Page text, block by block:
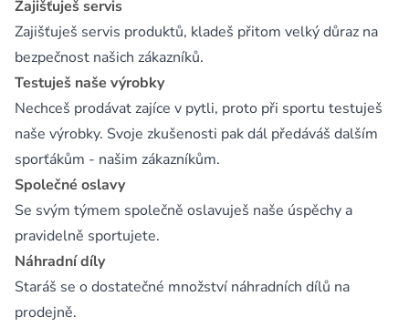
Zajišťuješ servis
Zajišťuješ servis produktů, kladeš přitom velký důraz na
bezpečnost našich zákazníků.
Testuješ naše výrobky
Nechceš prodávat zajíce v pytli, proto při sportu testuješ
naše výrobky. Svoje zkušenosti pak dál předáváš dalším
sporťákům - našim zákazníkům.
Společné oslavy
Se svým týmem společně oslavuješ naše úspěchy a
pravidelně sportujete.
Náhradní díly
Staráš se o dostatečné množství náhradních dílů na
prodejně.